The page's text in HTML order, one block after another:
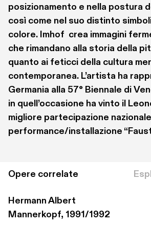
posizionamento e nella postura
così come nel suo distinto
colore. Imhof  crea immagini
che rimandano alla storia della
quanto ai feticci della cultura
contemporanea. L’artista ha
Germania alla 57° Biennale di
in quell’occasione ha vinto il
migliore partecipazione
performance/installazione
Opere correlate
Hermann Albert
Mannerkopf, 1991/1992